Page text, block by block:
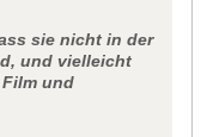
sie nicht in der
und vielleicht
und